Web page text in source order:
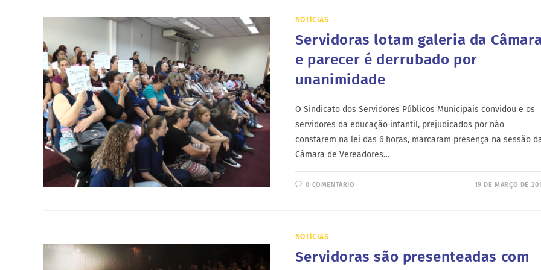
NOTÍCIAS
Servidoras lotam galeria da
e parecer é derrubado por
unanimidade
O Sindicato dos Servidores Públicos Municipais convidou e os
servidores da educação infantil, prejudicados por não
constarem na lei das 6 horas, marcaram presença na sessão
Câmara de Vereadores…
0 COMENTÁRIO 19 DE MARÇO DE
NOTÍCIAS
Servidoras são presenteadas com